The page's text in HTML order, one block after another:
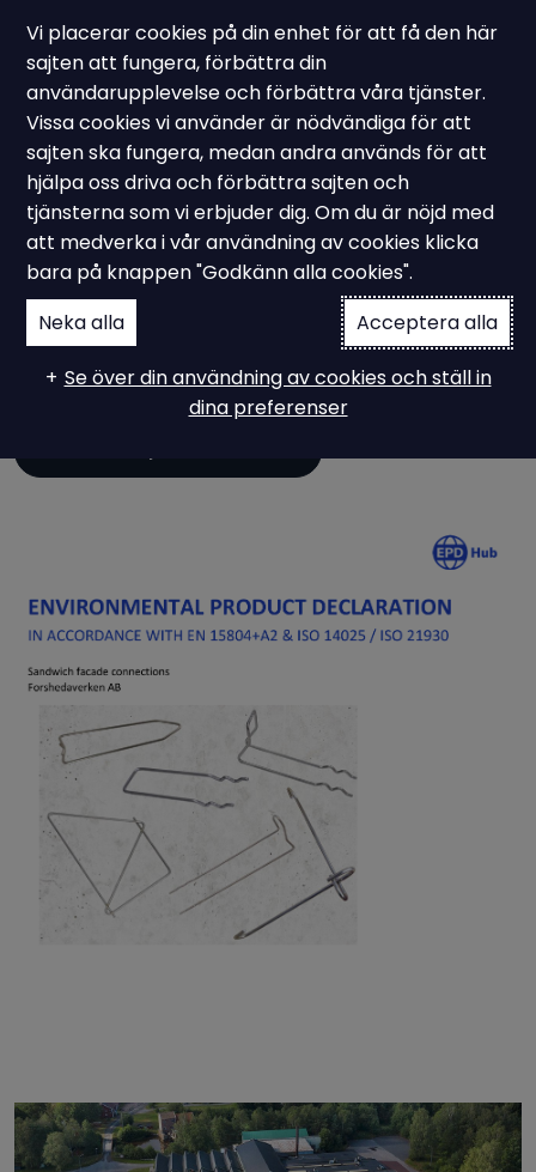
Kundcase – EPD
LCA & EPD av
Ingjutningsprodukter
- Tack vare Ampiro’s expertis kunde vi ta fram EPD:er
lättare att jämföra oss med andra leverantörer.
Vi placerar cookies på din enhet för att få den här
sajten att fungera, förbättra din
användarupplevelse och förbättra våra tjänster.
Vissa cookies vi använder är nödvändiga för att
sajten ska fungera, medan andra används för att
hjälpa oss driva och förbättra sajten och
tjänsterna som vi erbjuder dig. Om du är nöjd med
att medverka i vår användning av cookies klicka
bara på knappen "Godkänn alla cookies".
Acceptera alla
Neka alla
Se över din användning av cookies och ställ in
dina preferenser